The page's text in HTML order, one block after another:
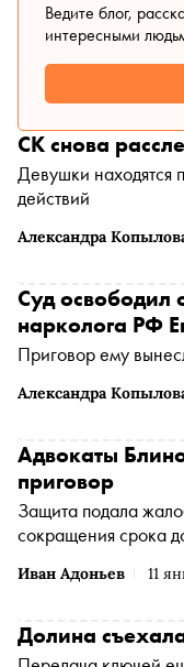
Ведите блог,
интересными
Александра
СК снова
Девушки находятся
действий
Александра
Суд освободил
нарколога РФ
Приговор ему
Иван Адоньев 11
Адвокаты
приговор
Защита подала
сокращения срока
Долина